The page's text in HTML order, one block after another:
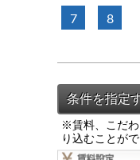
7 8
※賃料、こだ
り込むことがで